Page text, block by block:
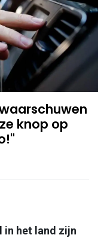
knop op
in het land zijn